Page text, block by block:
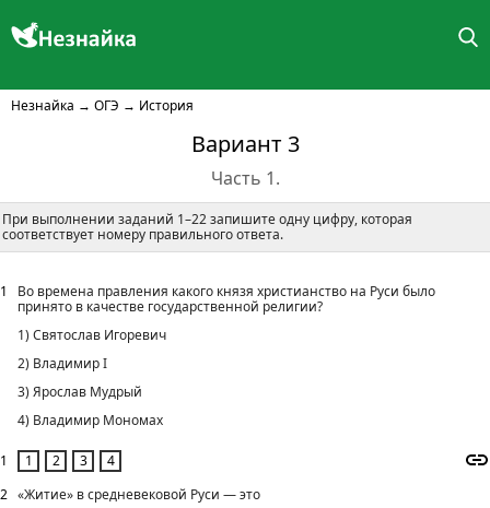
Незнайка → ОГЭ → История
Вариант 3
Часть 1.
При выполнении заданий 1–22 запишите одну цифру, которая
соответствует номеру правильного ответа.
1
1
Во времена правления какого князя христианство на Руси было
принято в качестве государственной религии?
1) Святослав Игоревич
2) Владимир I
3) Ярослав Мудрый
4) Владимир Мономах
2 «Житие» в средневековой Руси — это